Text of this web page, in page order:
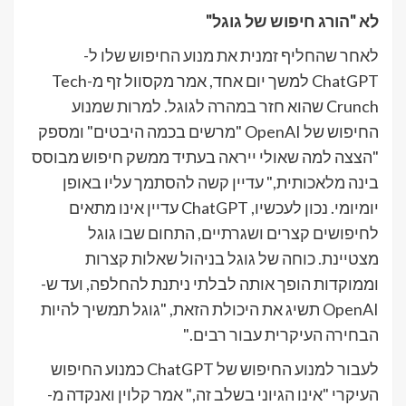
לא "הורג חיפוש של גוגל"
לאחר שהחליף זמנית את מנוע החיפוש שלו ל-
ChatGPT למשך יום אחד, אמר מקסוול זף מ-Tech
Crunch שהוא חזר במהרה לגוגל. למרות שמנוע
החיפוש של OpenAI "מרשים בכמה היבטים" ומספק
"הצצה למה שאולי ייראה בעתיד ממשק חיפוש מבוסס
בינה מלאכותית," עדיין קשה להסתמך עליו באופן
יומיומי. נכון לעכשיו, ChatGPT עדיין אינו מתאים
לחיפושים קצרים ושגרתיים, התחום שבו גוגל
מצטיינת. כוחה של גוגל בניהול שאלות קצרות
וממוקדות הופך אותה לבלתי ניתנת להחלפה, ועד ש-
OpenAI תשיג את היכולת הזאת, "גוגל תמשיך להיות
הבחירה העיקרית עבור רבים."
לעבור למנוע החיפוש של ChatGPT כמנוע החיפוש
העיקרי "אינו הגיוני בשלב זה," אמר קלוין ואנקדה מ-